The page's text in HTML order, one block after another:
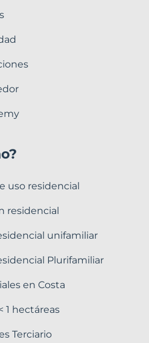
uso residencial
residencial
unifamiliar
Plurifamiliar
en Costa
1 hectáreas
Terciario